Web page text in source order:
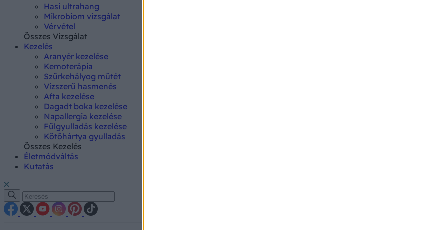
Hasi ultrahang
Mikrobiom vizsgálat
Vérvétel
Összes Vizsgálat
Kezelés
Aranyér kezelése
Kemoterápia
Szürkehályog műtét
Vízszerű hasmenés
Afta kezelése
Dagadt boka kezelése
Napallergia kezelése
Fülgyulladás kezelése
Kötőhártya gyulladás
Összes Kezelés
Életmódváltás
Kutatás